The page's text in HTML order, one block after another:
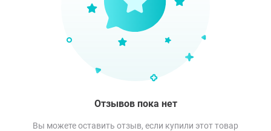
Отзывов пока нет
Вы можете оставить отзыв, если купили этот товар